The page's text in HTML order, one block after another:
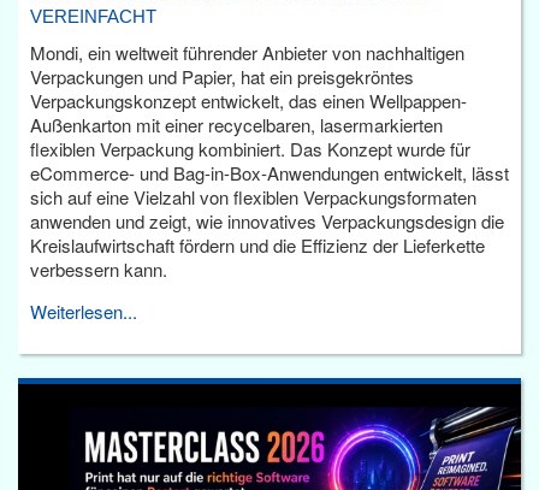
VEREINFACHT
Mondi, ein weltweit führender Anbieter von nachhaltigen
Verpackungen und Papier, hat ein preisgekröntes
Verpackungskonzept entwickelt, das einen Wellpappen-
Außenkarton mit einer recycelbaren, lasermarkierten
flexiblen Verpackung kombiniert. Das Konzept wurde für
eCommerce- und Bag-in-Box-Anwendungen entwickelt, lässt
sich auf eine Vielzahl von flexiblen Verpackungsformaten
anwenden und zeigt, wie innovatives Verpackungsdesign die
Kreislaufwirtschaft fördern und die Effizienz der Lieferkette
verbessern kann.
Weiterlesen...